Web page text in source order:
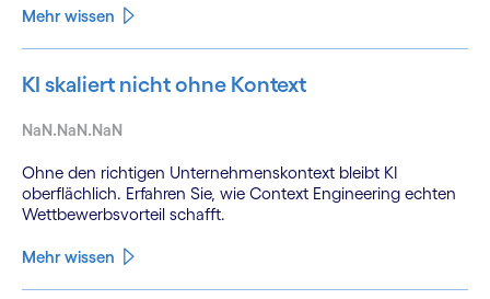
Mehr wissen
KI skaliert nicht ohne Kontext
NaN.NaN.NaN
Ohne den richtigen Unternehmenskontext bleibt KI
oberflächlich. Erfahren Sie, wie Context Engineering echten
Wettbewerbsvorteil schafft.
Mehr wissen